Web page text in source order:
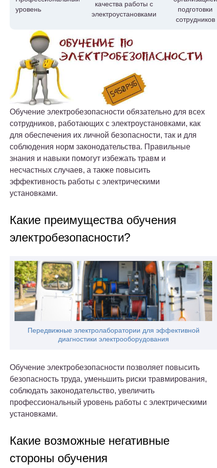
уровень
качества работы с
электроустановками
подготовки
сотрудников
Обучение электробезопасности обязательно для всех
сотрудников, работающих с электроустановками, как
для обеспечения их личной безопасности, так и для
соблюдения норм законодательства. Правильные
знания и навыки помогут избежать травм и
несчастных случаев, а также повысить
эффективность работы с электрическими
установками.
Какие преимущества обучения
электробезопасности?
Передвижные электролаборатории для эффективной
диагностики электрооборудования
Обучение электробезопасности позволяет повысить
безопасность труда, уменьшить риски травмирования,
соблюдать законодательство, увеличить
профессиональный уровень работы с электрическими
установками.
Какие возможные негативные
стороны обучения